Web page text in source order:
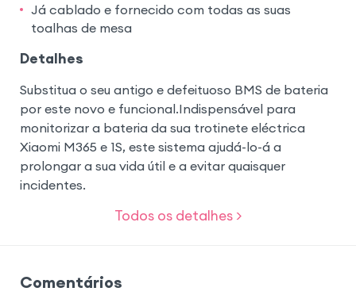
Já cablado e fornecido com todas as suas
toalhas de mesa
Detalhes
Substitua o seu antigo e defeituoso BMS de bateria
por este novo e funcional.Indispensável para
monitorizar a bateria da sua trotinete eléctrica
Xiaomi M365 e 1S, este sistema ajudá-lo-á a
prolongar a sua vida útil e a evitar quaisquer
incidentes.
Todos os detalhes >
Comentários